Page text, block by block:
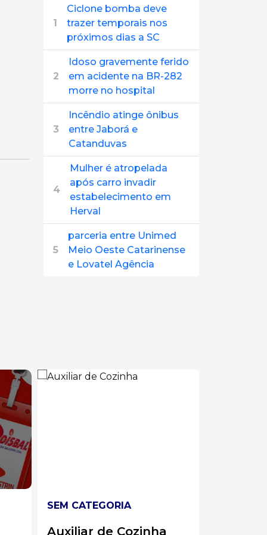
1
Ciclone bomba deve
trazer temporais nos
próximos dias a SC
2
Idoso gravemente ferido
em acidente na BR-282
morre no hospital
3
Incêndio atinge ônibus
entre Jaborá e
Catanduvas
4
Mulher é atropelada
após carro invadir
estabelecimento em
Herval
5
parceria entre Unimed
Meio Oeste Catarinense
e Lovatel Agência
SEM CATEGORIA
Líder de Solda